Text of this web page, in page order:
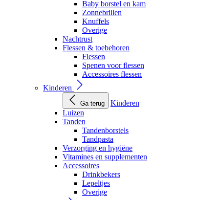
Baby borstel en kam
Zonnebrillen
Knuffels
Overige
Nachtrust
Flessen & toebehoren
Flessen
Spenen voor flessen
Accessoires flessen
Kinderen
Ga terug
Kinderen
Luizen
Tanden
Tandenborstels
Tandpasta
Verzorging en hygiëne
Vitamines en supplementen
Accessoires
Drinkbekers
Lepeltjes
Overige